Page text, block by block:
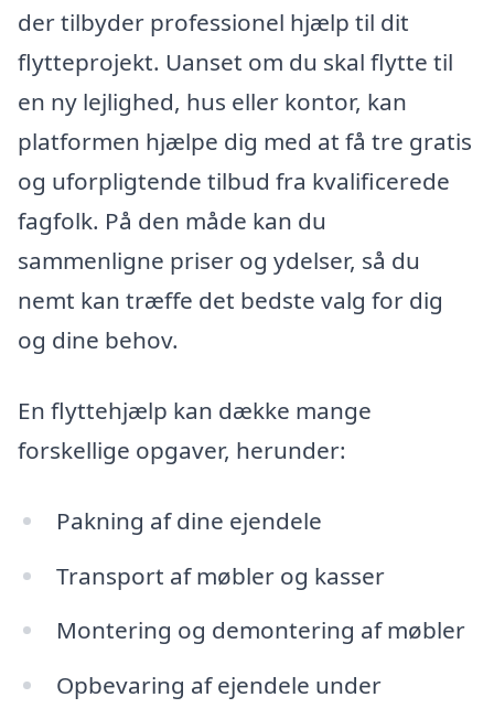
der tilbyder professionel hjælp til dit
flytteprojekt. Uanset om du skal flytte til
en ny lejlighed, hus eller kontor, kan
platformen hjælpe dig med at få tre gratis
og uforpligtende tilbud fra kvalificerede
fagfolk. På den måde kan du
sammenligne priser og ydelser, så du
nemt kan træffe det bedste valg for dig
og dine behov.
En flyttehjælp kan dække mange
forskellige opgaver, herunder:
Pakning af dine ejendele
Transport af møbler og kasser
Montering og demontering af møbler
Opbevaring af ejendele under